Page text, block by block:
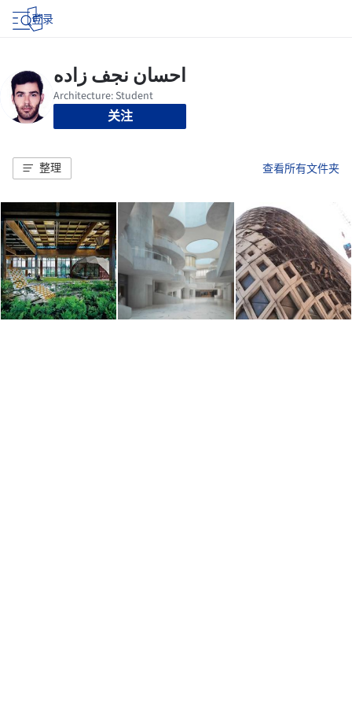
登录
关注
整理 查看所有文件夹